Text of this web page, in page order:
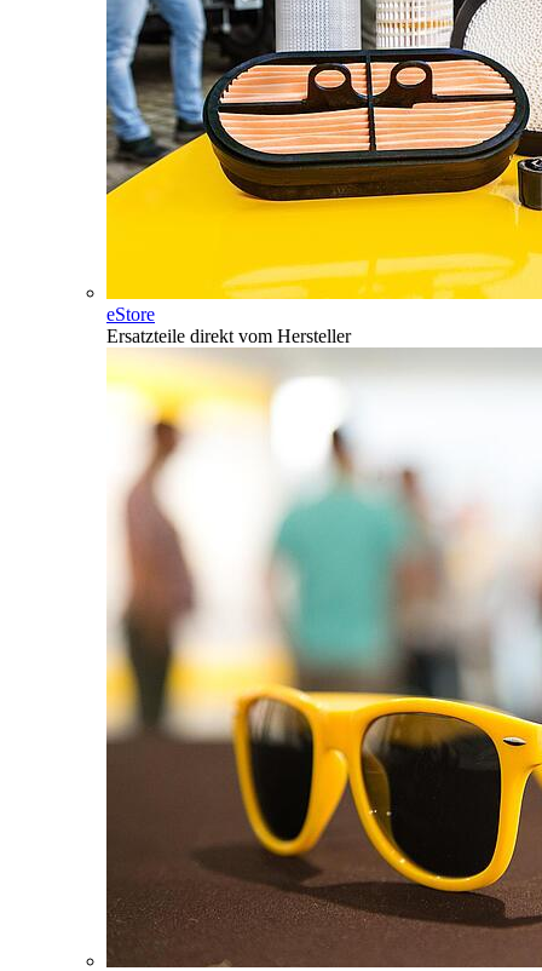
eStore
Ersatzteile direkt vom Hersteller